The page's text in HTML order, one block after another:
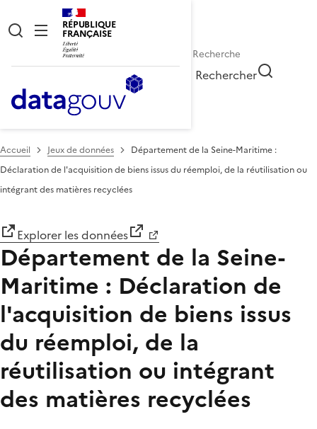
RÉPUBLIQUE
FRANÇAISE
Rechercher
Accueil Jeux de données
Département de la Seine-Maritime :
Déclaration de l'acquisition de biens issus du réemploi, de la réutilisation ou
intégrant des matières recyclées
Explorer les données
Département de la Seine-
Maritime : Déclaration de
l'acquisition de biens issus
du réemploi, de la
réutilisation ou intégrant
des matières recyclées